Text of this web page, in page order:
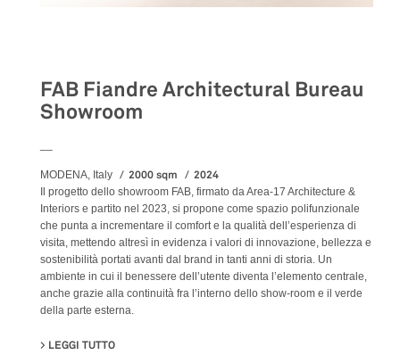
FAB Fiandre Architectural Bureau
Showroom
MODENA, Italy 2000 sqm 2024
Il progetto dello showroom FAB, firmato da Area-17 Architecture &
Interiors e partito nel 2023, si propone come spazio polifunzionale
che punta a incrementare il comfort e la qualità dell’esperienza di
visita, mettendo altresì in evidenza i valori di innovazione, bellezza e
sostenibilità portati avanti dal brand in tanti anni di storia. Un
ambiente in cui il benessere dell’utente diventa l’elemento centrale,
anche grazie alla continuità fra l’interno dello show-room e il verde
della parte esterna.
LEGGI TUTTO